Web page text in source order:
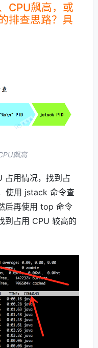
CPU飙高，或
排查思路？具
飙高
占用情况，找到占
使用 jstack 命令查
后再使用 top 命令
到占用 CPU 较高的